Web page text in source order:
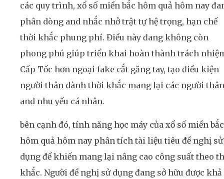
các quy trình, xổ số miền bắc hôm quả hôm nay
phân dòng and nhắc nhở trật tự hệ trọng, hạn chế
thời khắc phung phí. Điều này đang không còn
phong phú giúp triển khai hoàn thành trách
Cấp Tốc hơn ngoại fake cắt găng tay, tạo điều kiện
người thân dành thời khắc mang lại các người thân
and nhu yếu cá nhân.
bên cạnh đó, tính năng học máy của xổ số miền bắc
hôm quả hôm nay phân tích tài liệu tiêu đề nghị sử
dụng để khiến mang lại nâng cao công suất theo
khắc. Người đề nghị sử dụng đang sở hữu được khả